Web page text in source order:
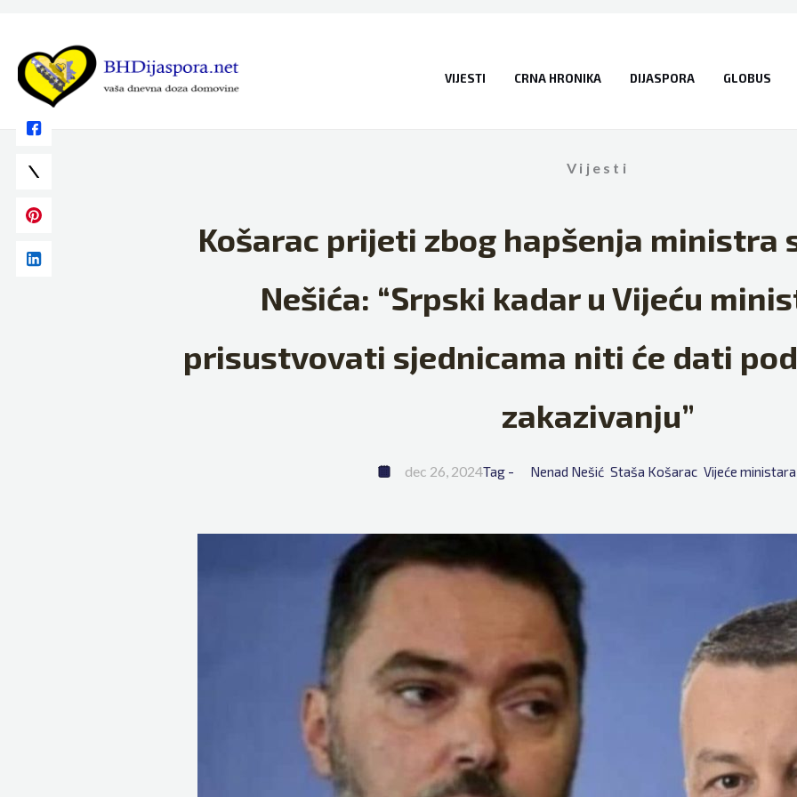
content
VIJESTI CRNA HRONIKA DIJASPORA GLOBUS
Vijesti
Košarac prijeti zbog hapšenja ministra
Nešića: “Srpski kadar u Vijeću
prisustvovati sjednicama niti će dati
zakazivanju”
dec 26, 2024Tag - Nenad Nešić Staša Košarac Vijeće